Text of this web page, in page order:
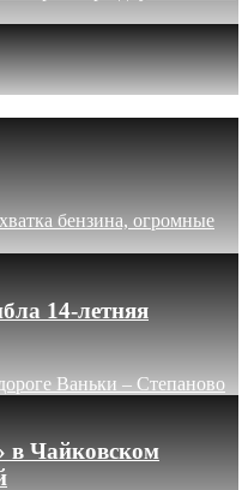
бензина, огромные
14-летняя
Ваньки – Степаново
в Чайковском